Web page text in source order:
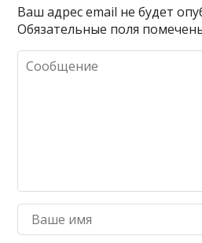
Ваш адрес email не будет
Обязательные поля